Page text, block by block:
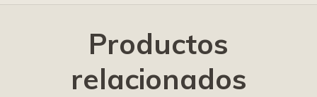
Productos
relacionados